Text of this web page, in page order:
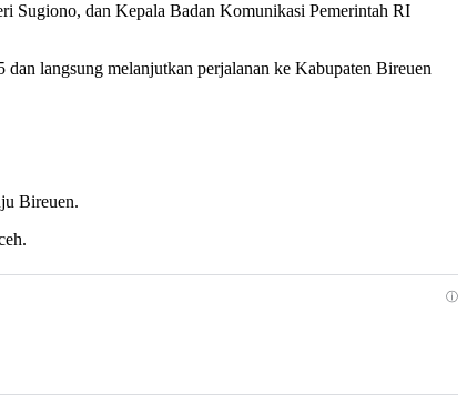
Sugiono, dan Kepala Badan Komunikasi Pemerintah RI
langsung melanjutkan perjalanan ke Kabupaten Bireuen
Bireuen.
ⓘ